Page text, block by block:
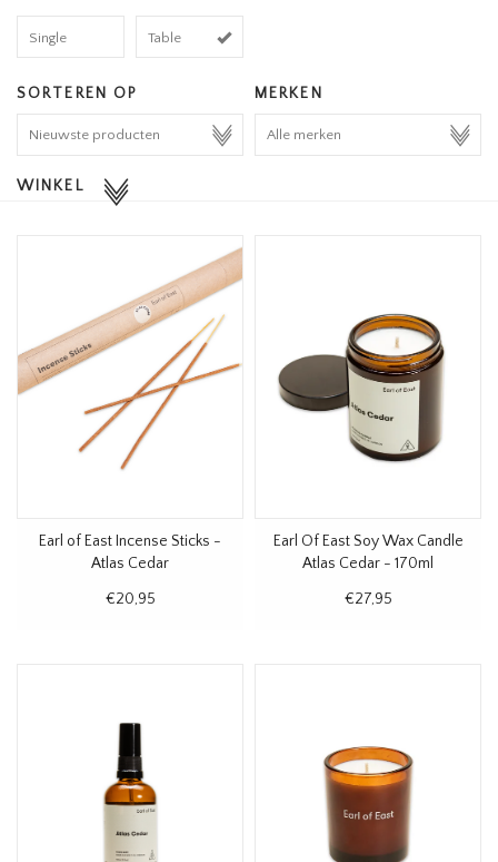
ACCESSOIRES
HOMEWARE
THE EDIT
Single Table
SORTEREN OP MERKEN
WINKEL
Earl of East Incense Sticks -
Atlas Cedar
€20,95
Earl Of East Soy Wax Candle
Atlas Cedar - 170ml
€27,95